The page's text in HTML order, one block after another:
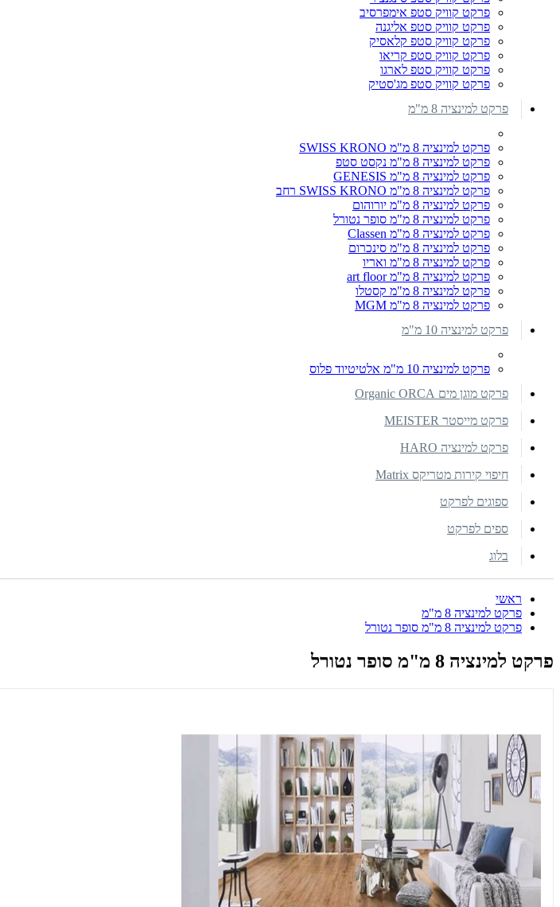
פרקט קוויק סטפ אימפרסיב
פרקט קוויק סטפ אליגנה
פרקט קוויק סטפ קלאסיק
פרקט קוויק סטפ קריאו
פרקט קוויק סטפ לארגו
פרקט קוויק סטפ מג'סטיק
פרקט למינציה 8 מ"מ
פרקט למינציה 8 מ"מ SWISS KRONO
פרקט למינציה 8 מ"מ נקסט סטפ
פרקט למינציה 8 מ"מ GENESIS
פרקט למינציה 8 מ"מ SWISS KRONO רחב
פרקט למינציה 8 מ"מ יורוהום
פרקט למינציה 8 מ"מ סופר נטורל
פרקט למינציה 8 מ"מ Classen
פרקט למינציה 8 מ"מ סינכרום
פרקט למינציה 8 מ"מ ואריו
פרקט למינציה 8 מ"מ art floor
פרקט למינציה 8 מ"מ קסטלו
פרקט למינציה 8 מ"מ MGM
פרקט למינציה 10 מ"מ
פרקט למינציה 10 מ"מ אלטיטיוד פלוס
פרקט מוגן מים Organic ORCA
פרקט מייסטר MEISTER
פרקט למינציה HARO
חיפוי קירות מטריקס Matrix
ספוגים לפרקט
ספים לפרקט
בלוג
ראשי
פרקט למינציה 8 מ"מ
פרקט למינציה 8 מ"מ סופר נטורל
פרקט למינציה 8 מ"מ סופר נטורל